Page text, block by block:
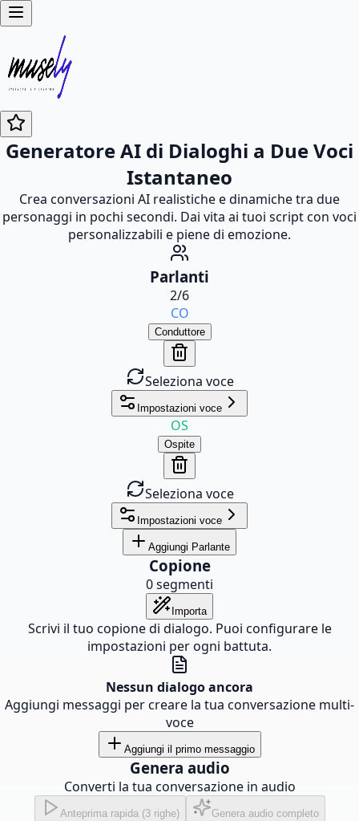
Generatore AI di Dialoghi a Due Voci
Istantaneo
Crea conversazioni AI realistiche e dinamiche tra due
personaggi in pochi secondi. Dai vita ai tuoi script con voci
personalizzabili e piene di emozione.
Parlanti
2/6
CO
Conduttore
Seleziona voce
Impostazioni voce
OS
Ospite
Seleziona voce
Impostazioni voce
Aggiungi Parlante
Copione
0segmenti
Importa
Scrivi il tuo copione di dialogo. Puoi configurare le
impostazioni per ogni battuta.
Nessun dialogo ancora
Aggiungi messaggi per creare la tua conversazione multi-
voce
Aggiungi il primo messaggio
Genera audio
Converti la tua conversazione in audio
Anteprima rapida (3 righe) Genera audio completo